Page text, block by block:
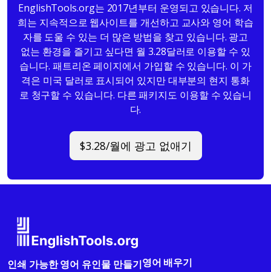
EnglishTools.org는 2017년부터 운영되고 있습니다. 저
희는 지속적으로 웹사이트를 개선하고 교사와 영어 학습
자를 도울 수 있는 더 많은 방법을 찾고 있습니다. 광고
없는 환경을 즐기고 싶다면 월 3.28달러로 이용할 수 있
습니다. 패트리온 페이지에서 가입할 수 있습니다. 이 가
격은 미국 달러로 표시되어 있지만 대부분의 현지 통화
로 청구할 수 있습니다. 다른 패키지도 이용할 수 있습니
다.
$3.28/월에 광고 없애기
인쇄 가능한 영어 유인물 만들기영어 배우기